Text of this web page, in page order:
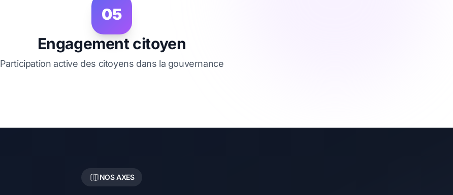
05
Engagement citoyen
Participation active des citoyens dans la gouvernance
NOS AXES